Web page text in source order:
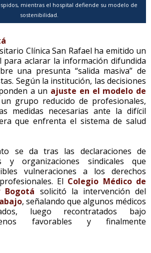
mientras el hospital defiende su modelo de
sostenibilidad.
Clínica San Rafael ha emitido un
para aclarar la información difundida
una presunta “salida masiva” de
Según la institución, las decisiones
a un ajuste en el modelo de
grupo reducido de profesionales,
medidas necesarias ante la difícil
que enfrenta el sistema de salud
se da tras las declaraciones de
y organizaciones sindicales que
vulneraciones a los derechos
El Colegio Médico de
Bogotá solicitó la intervención del
, señalando que algunos médicos
luego recontratados bajo
favorables y finalmente